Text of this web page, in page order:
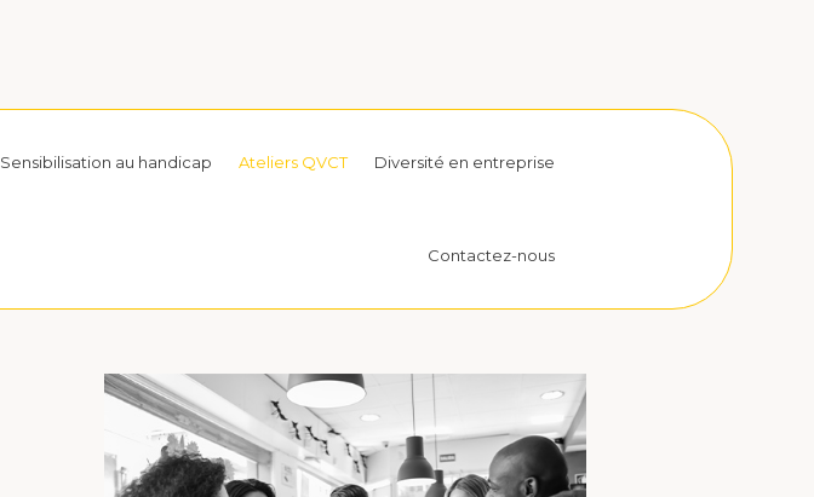
Sensibilisation au handicap Ateliers QVCT Diversité en entreprise
Contactez-nous